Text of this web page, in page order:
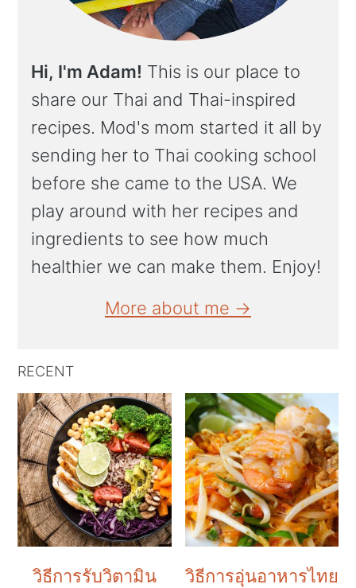
Hi, I'm Adam! This is our place to
share our Thai and Thai-inspired
recipes. Mod's mom started it all by
sending her to Thai cooking school
before she came to the USA. We
play around with her recipes and
ingredients to see how much
healthier we can make them. Enjoy!
More about me →
RECENT
วิธีการรับวิตามิน
วิธีการอุ่นอาหารไทย